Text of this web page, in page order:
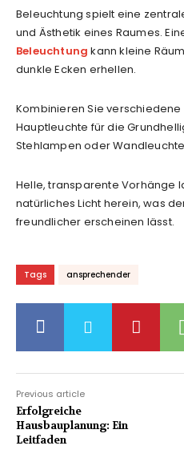
Beleuchtung spielt eine
und Ästhetik eines Raumes.
Beleuchtung kann kleine
dunkle Ecken erhellen.
Kombinieren Sie verschiedene
Hauptleuchte für die
Stehlampen oder
Helle, transparente Vorhänge
natürliches Licht herein, was
freundlicher erscheinen lässt.
Tags ansprechender
Previous article
Erfolgreiche
Hausbauplanung: Ein
Leitfaden